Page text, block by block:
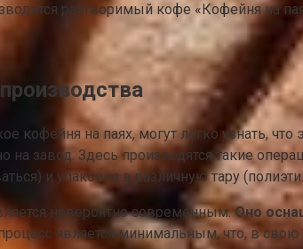
растворимый кофе «Кофейня на
кофейня на паях, могут легко узнать,
на завод. Здесь производятся такие
и упаковка в различную тару
невероятно современным.Оно
является минимальным, что, в свою